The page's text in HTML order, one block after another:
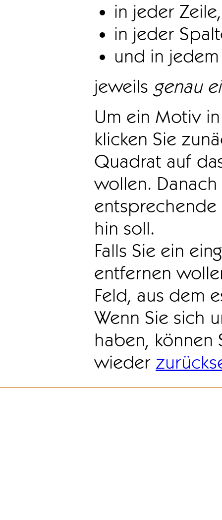
in jeder Zeile,
in jeder
und in
jeweils genau
Um ein Motiv
klicken Sie
Quadrat auf
wollen.
hin soll.
Falls Sie ein
entfernen
Feld, aus dem
Wenn Sie sich
haben, können
wieder